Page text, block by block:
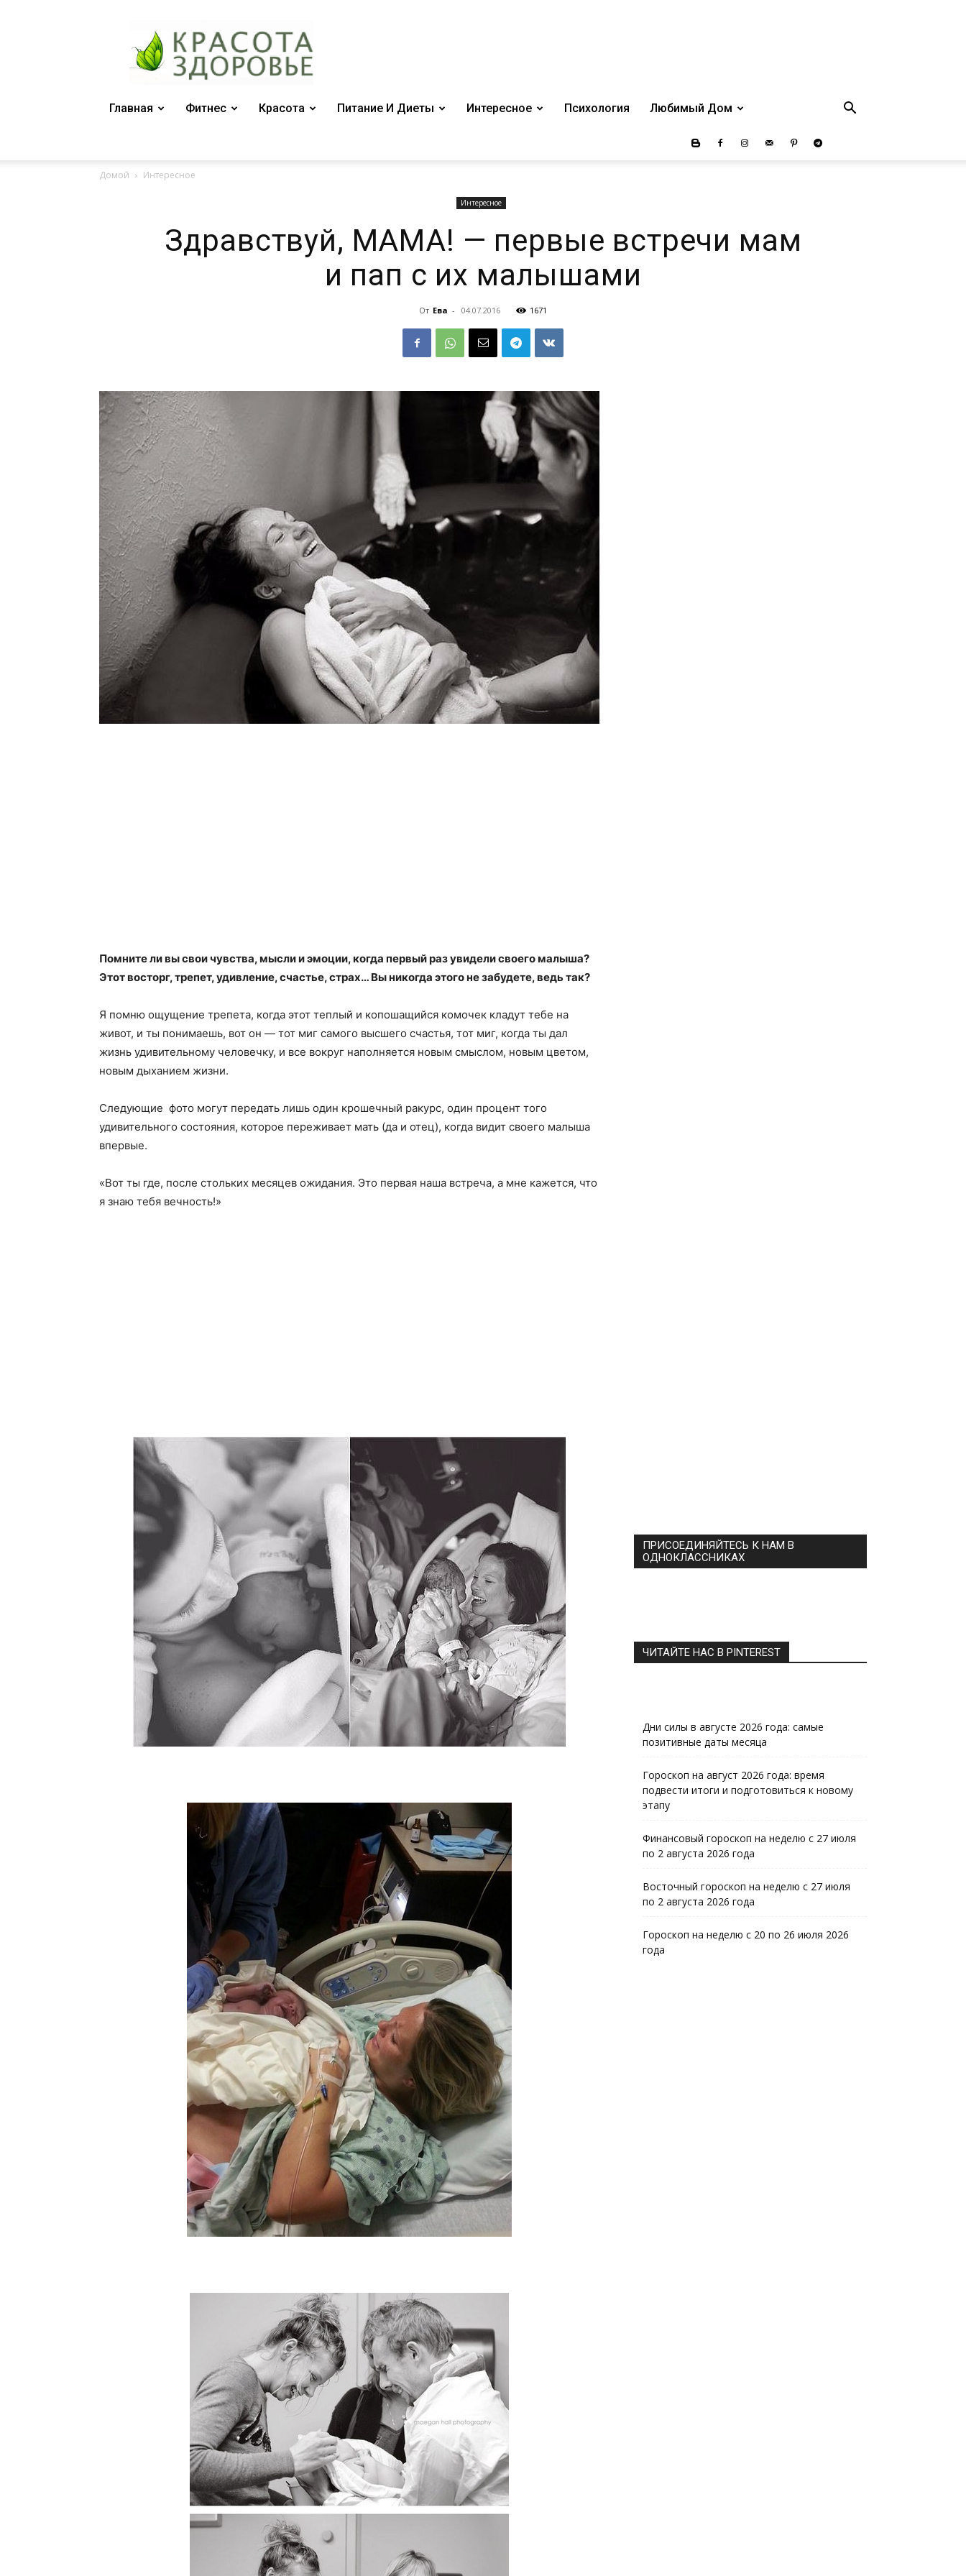
журнал
"Красота
и
Главная
Фитнес Красота Питание И Диеты Интересное Психология Любимый Дом
Домой Интересное
Интересное
Здравствуй, МАМА! — первые встречи мам
и пап с их малышами
От Ева - 04.07.2016 1671
Помните ли вы свои чувства, мысли и эмоции, когда первый раз увидели своего малыша?
Этот восторг, трепет, удивление, счастье, страх… Вы никогда этого не забудете, ведь так?
Я помню ощущение трепета, когда этот теплый и копошащийся комочек кладут тебе на
живот, и ты понимаешь, вот он — тот миг самого высшего счастья, тот миг, когда ты дал
жизнь удивительному человечку, и все вокруг наполняется новым смыслом, новым цветом,
новым дыханием жизни.
Следующие фото могут передать лишь один крошечный ракурс, один процент того
удивительного состояния, которое переживает мать (да и отец), когда видит своего малыша
впервые.
«Вот ты где, после стольких месяцев ожидания. Это первая наша встреча, а мне кажется, что
я знаю тебя вечность!»
ПРИСОЕДИНЯЙТЕСЬ К НАМ В
ОДНОКЛАССНИКАХ
ЧИТАЙТЕ НАС В PINTEREST
Дни силы в августе 2026 года: самые
позитивные даты месяца
Гороскоп на август 2026 года: время
подвести итоги и подготовиться к новому
этапу
Финансовый гороскоп на неделю с 27 июля
по 2 августа 2026 года
Восточный гороскоп на неделю с 27 июля
по 2 августа 2026 года
Гороскоп на неделю с 20 по 26 июля 2026
года